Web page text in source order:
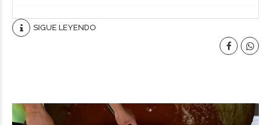
SIGUE LEYENDO